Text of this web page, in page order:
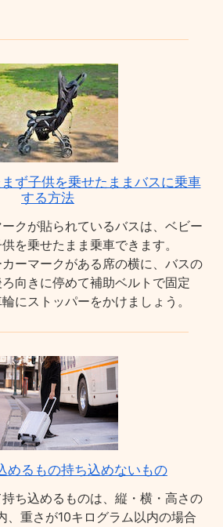
ず子供を乗せたままバスに乗車
する方法
クが貼られているバスは、ベビー
を乗せたまま乗車できます。
ーマークがある席の横に、バスの
向きに停めて補助ベルトで固定
にストッパーをかけましょう。
めるもの持ち込めないもの
ち込めるものは、縦・横・高さの
、重さが10キログラム以内の場合